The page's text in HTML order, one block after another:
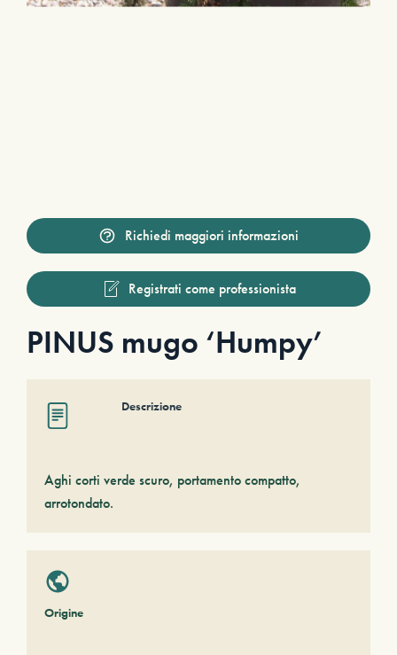
Richiedi maggiori informazioni
Registrati come professionista
PINUS mugo ‘Humpy’
Descrizione
Aghi corti verde scuro, portamento compatto,
arrotondato.
Origine